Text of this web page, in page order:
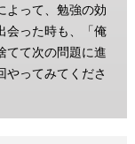
よって、勉強の効
会った時も、「俺
てて次の問題に進
やってみてくださ